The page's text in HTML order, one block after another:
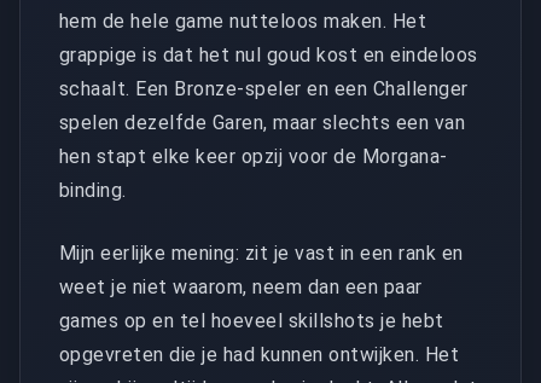
hem de hele game nutteloos maken. Het
grappige is dat het nul goud kost en eindeloos
schaalt. Een Bronze-speler en een Challenger
spelen dezelfde Garen, maar slechts een van
hen stapt elke keer opzij voor de Morgana-
binding.
Mijn eerlijke mening: zit je vast in een rank en
weet je niet waarom, neem dan een paar
games op en tel hoeveel skillshots je hebt
opgevreten die je had kunnen ontwijken. Het